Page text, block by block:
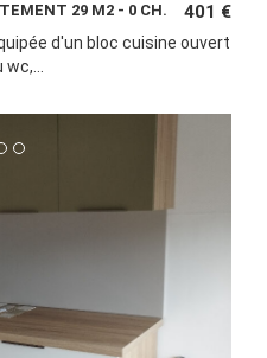
29 M2 - 0 CH. 401 €
d'un bloc cuisine ouvert